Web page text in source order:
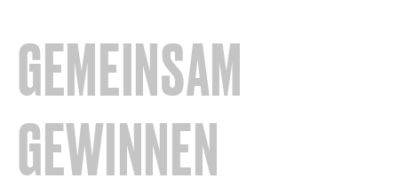
GEMEINSAM
GEWINNEN